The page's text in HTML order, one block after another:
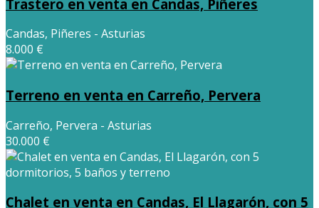
Trastero en venta en Candas, Piñeres
Candas, Piñeres - Asturias
8.000 €
Terreno en venta en Carreño, Pervera
Carreño, Pervera - Asturias
30.000 €
Chalet en venta en Candas, El Llagarón, con 5